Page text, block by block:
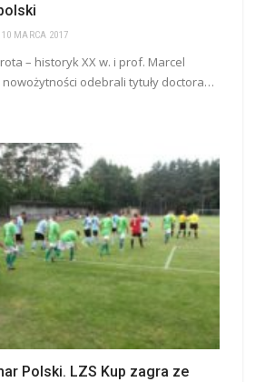
10 MARCA 2017
– historyk XX w. i prof. Marcel
odebrali tytuły doctora…
Polski. LZS Kup zagra ze